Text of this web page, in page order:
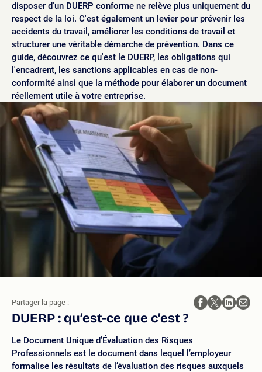
disposer d'un DUERP conforme ne relève plus uniquement du
respect de la loi. C'est également un levier pour prévenir les
accidents du travail, améliorer les conditions de travail et
structurer une véritable démarche de prévention. Dans ce
guide, découvrez ce qu'est le DUERP, les obligations qui
l'encadrent, les sanctions applicables en cas de non-
conformité ainsi que la méthode pour élaborer un document
réellement utile à votre entreprise.
DUERP : qu’est-ce que c’est ?
Le Document Unique d’Évaluation des Risques
Professionnels est le document dans lequel l’employeur
formalise les résultats de l’évaluation des risques auxquels
Partager la page :